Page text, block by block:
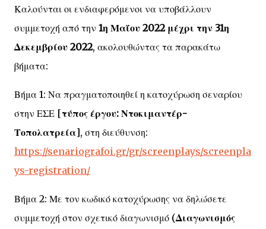
Καλούνται οι ενδιαφερόμενοι να υποβάλλουν
συμμετοχή από την 1η Μαΐου 2022 μέχρι την 31η
Δεκεμβρίου 2022, ακολουθώντας τα παρακάτω
βήματα:
Βήμα 1: Να πραγματοποιηθεί η κατοχύρωση σεναρίου
στην ΕΣΕ [τύπος έργου: Ντοκιμαντέρ-
Τοπολατρεία], στη διεύθυνση:
https://senariografoi.gr/gr/screenplays/screenpla
ys-registration/
Βήμα 2: Με τον κωδικό κατοχύρωσης να δηλώσετε
συμμετοχή στον σχετικό διαγωνισμό (Διαγωνισμός